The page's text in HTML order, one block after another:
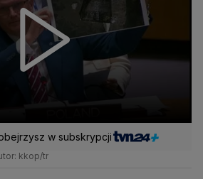
w subskrypcji
kkop/tr